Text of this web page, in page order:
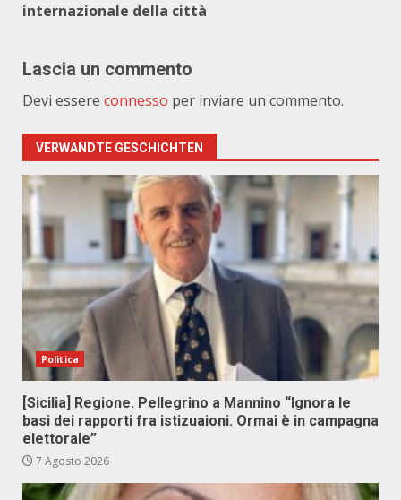
internazionale della città
Lascia un commento
Devi essere connesso per inviare un commento.
VERWANDTE GESCHICHTEN
Politica
[Sicilia] Regione. Pellegrino a Mannino “Ignora le
basi dei rapporti fra istizuaioni. Ormai è in campagna
elettorale”
7 Agosto 2026